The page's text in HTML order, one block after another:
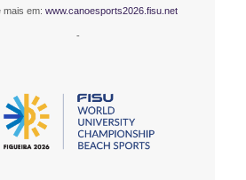
mais em:www.canoesports2026.fisu.net
-